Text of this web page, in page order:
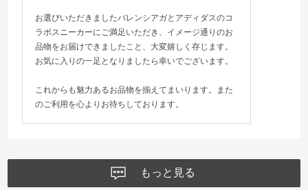
お選びいただきましたバレンシアガとアディダスのコ
ラボスニーカーにご満足いただき、イメージ通りのお
品物をお届けできましたこと、大変嬉しく存じます。
お気に入りの一足となりましたら幸いでございます。
これからも魅力あるお品物を揃えてまいります。また
のご利用を心よりお待ちしております。
もっと見る